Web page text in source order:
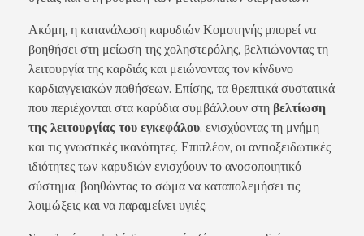
Ακόμη, η κατανάλωση καρυδιών Κομοτηνής μπορεί να
βοηθήσει στη μείωση της χοληστερόλης, βελτιώνοντας τη
λειτουργία της καρδιάς και μειώνοντας τον κίνδυνο
καρδιαγγειακών παθήσεων. Επίσης, τα θρεπτικά συστατικά
που περιέχονται στα καρύδια συμβάλλουν στη βελτίωση
της λειτουργίας του εγκεφάλου, ενισχύοντας τη μνήμη
και τις γνωστικές ικανότητες. Επιπλέον, οι αντιοξειδωτικές
ιδιότητες των καρυδιών ενισχύουν το ανοσοποιητικό
σύστημα, βοηθώντας το σώμα να καταπολεμήσει τις
λοιμώξεις και να παραμείνει υγιές.